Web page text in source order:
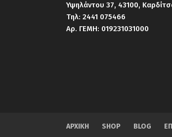
Υψηλάντου 37, 43100,
Τηλ:2441 075466
Αρ. ΓΕΜΗ: 019231031000
ΑΡΧΙΚΗ SHOP BLOG